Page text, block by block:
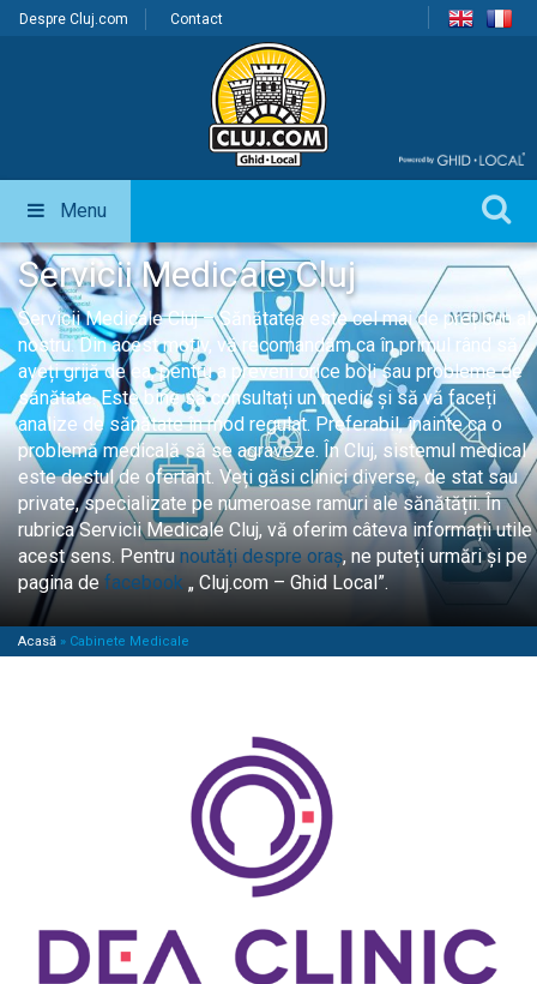
Despre Cluj.com Contact
Menu
Servicii Medicale Cluj
Servicii Medicale Cluj – Sănătatea este cel mai de preț bun al
nostru. Din acest motiv, vă recomandăm ca în primul rând să
aveți grijă de ea, pentru a preveni orice boli sau probleme de
sănătate. Este bine să consultați un medic și să vă faceți
analize de sănătate în mod regulat. Preferabil, înainte ca o
problemă medicală să se agraveze. În Cluj, sistemul medical
este destul de ofertant. Veți găsi clinici diverse, de stat sau
private, specializate pe numeroase ramuri ale sănătății. În
rubrica Servicii Medicale Cluj, vă oferim câteva informații utile
acest sens. Pentru noutăți despre oraș, ne puteți urmări și pe
pagina de facebook „ Cluj.com – Ghid Local”.
Acasă » Cabinete Medicale